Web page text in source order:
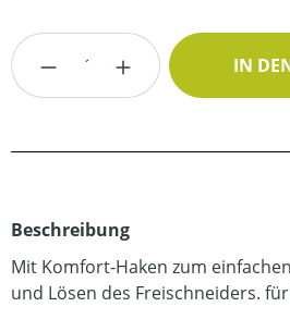
Produkt Anzahl: Gib
IN
Beschreibung
Mit Komfort-Haken zum
und Lösen des Freischneiders. für